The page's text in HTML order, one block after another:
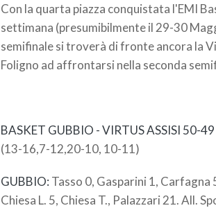
Con la quarta piazza conquistata l'EMI
settimana (presumibilmente il 29-30
semifinale si troverà di fronte ancora la
Foligno ad affrontarsi nella seconda
BASKET GUBBIO - VIRTUS ASSISI 50-49
(13-16,7-12,20-10, 10-11)
GUBBIO: Tasso 0, Gasparini 1, Carfagna
Chiesa L. 5, Chiesa T., Palazzari 21. All.